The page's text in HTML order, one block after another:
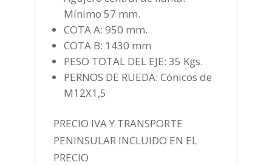
Mínimo 57 mm.
COTA A: 950 mm.
COTA B: 1430 mm
PESO TOTAL DEL EJE: 35 Kgs.
PERNOS DE RUEDA: Cónicos de
M12X1,5
PRECIO IVA Y TRANSPORTE
PENINSULAR INCLUIDO EN EL
PRECIO